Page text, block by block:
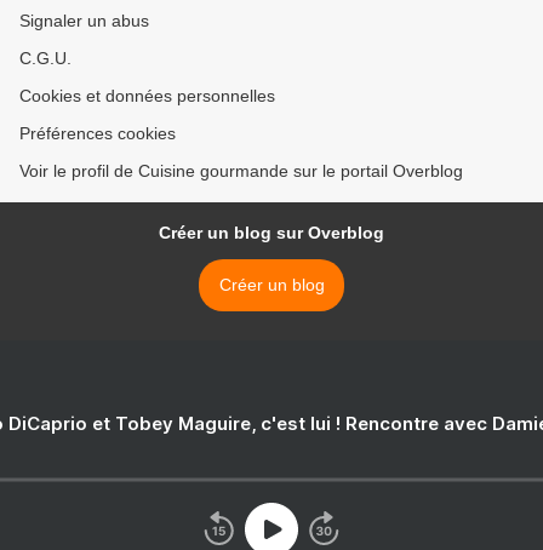
Signaler un abus
C.G.U.
Cookies et données personnelles
Préférences cookies
Voir le profil de Cuisine gourmande sur le portail Overblog
Créer un blog sur Overblog
Créer un blog
DiCaprio et Tobey Maguire, c'est lui ! Rencontre avec